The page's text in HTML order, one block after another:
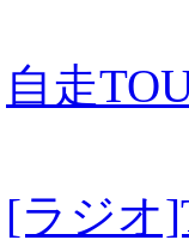
自走
[ラジオ